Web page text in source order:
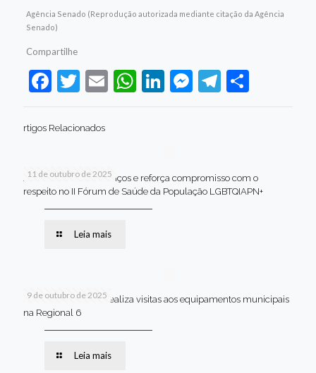
Agência Senado (Reprodução autorizada mediante citação da Agência
Senado)
Compartilhe
Facebook
Twitter
EmailWhatsApp
LinkedIn
Messenger
Telegram
Share
rtigos Relacionados
11 de outubro de 2025
Jaboatão celebra avanços e reforça compromisso com o
respeito no II Fórum de Saúde da População LGBTQIAPN+
Leia mais
9 de outubro de 2025
Van dos secretários realiza visitas aos equipamentos municipais
na Regional 6
Leia mais